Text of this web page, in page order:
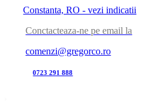
Constanta, RO - vezi indicatii
Conctacteaza-ne pe email la
comenzi@gregorco.ro
0723 291 888